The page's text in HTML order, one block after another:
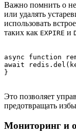
Важно помнить о
или удалять
использовать
таких как EXPIRE и
async function
await
Это позволяет
предотвращать
Мониторинг и